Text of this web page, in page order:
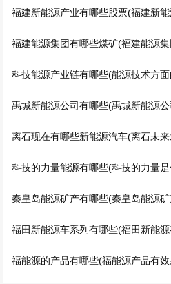
福建新能源产业有哪些股票(福建新
福建能源集团有哪些煤矿(福建能源
科技能源产业链有哪些(能源技术方
禹城新能源公司有哪些(禹城新能源
离石现在有哪些新能源汽车(离石未
科技的力量能源有哪些(科技的力量
秦皇岛能源矿产有哪些(秦皇岛能源
福田新能源车系列有哪些(福田新能
福能源的产品有哪些(福能源产品有